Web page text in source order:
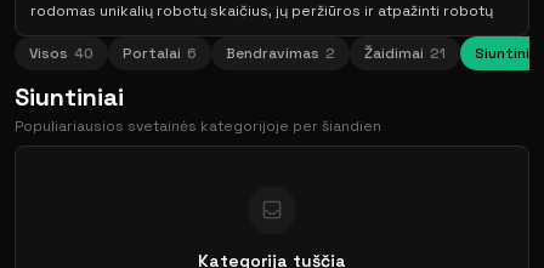
rodomas unikalių robotų skaičius, jų peržiūros ir atpažinti robotų
tipai.
- Atnaujintas skaitliuko dizaineris — keičiant spalvas, rodomus
peržiūroje. Numatytasis dydis išlieka 88×31 px, o didesnį dydį
galima pasirinkti papildomai.
- Paruoštos diegimo instrukcijos HTML, „WordPress“, „Google Tag
dabar galima iš karto nukopijuoti mygtuku „Kopijuoti“.
Visos 40 Portalai 6 Bendravimas 2 Žaidimai 21 Siuntiniai
Siuntiniai
Populiariausios svetainės kategorijoje per šiandien
Kategorija tuščia